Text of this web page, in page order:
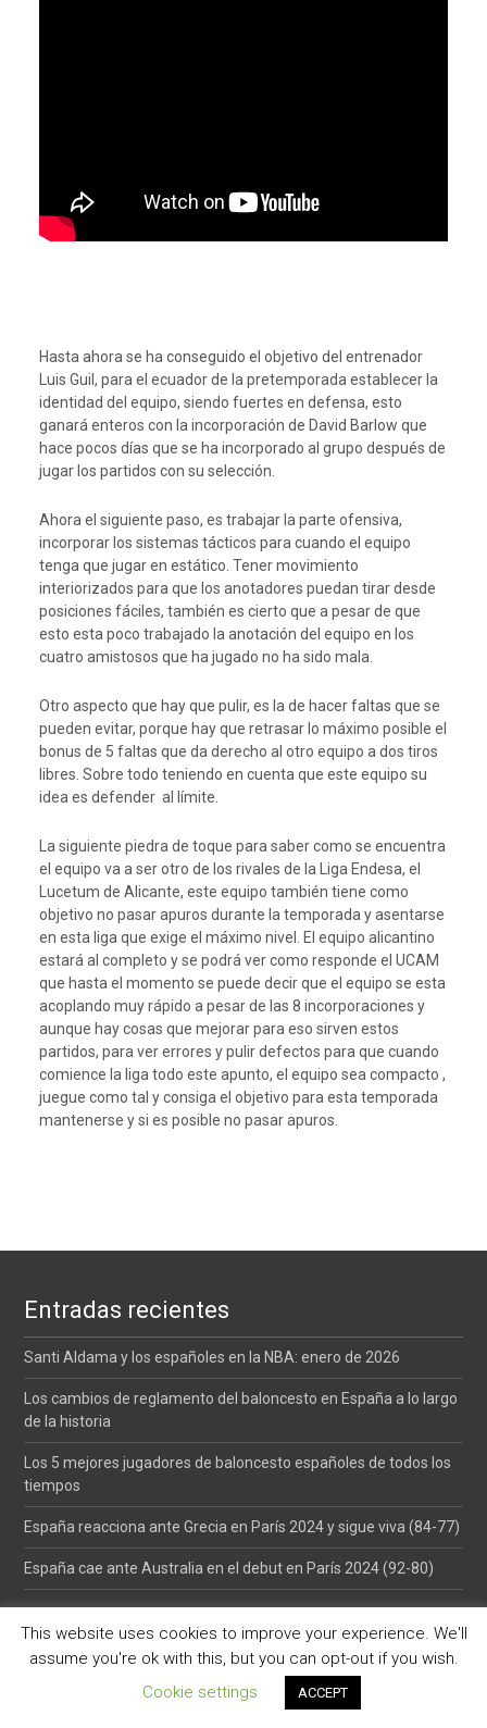
Hasta ahora se ha conseguido el objetivo del entrenador
Luis Guil, para el ecuador de la pretemporada establecer la
identidad del equipo, siendo fuertes en defensa, esto
ganará enteros con la incorporación de David Barlow que
hace pocos días que se ha incorporado al grupo después de
jugar los partidos con su selección.
Ahora el siguiente paso, es trabajar la parte ofensiva,
incorporar los sistemas tácticos para cuando el equipo
tenga que jugar en estático. Tener movimiento
interiorizados para que los anotadores puedan tirar desde
posiciones fáciles, también es cierto que a pesar de que
esto esta poco trabajado la anotación del equipo en los
cuatro amistosos que ha jugado no ha sido mala.
Otro aspecto que hay que pulir, es la de hacer faltas que se
pueden evitar, porque hay que retrasar lo máximo posible el
bonus de 5 faltas que da derecho al otro equipo a dos tiros
libres. Sobre todo teniendo en cuenta que este equipo su
idea es defender al límite.
La siguiente piedra de toque para saber como se encuentra
el equipo va a ser otro de los rivales de la Liga Endesa, el
Lucetum de Alicante, este equipo también tiene como
objetivo no pasar apuros durante la temporada y asentarse
en esta liga que exige el máximo nivel. El equipo alicantino
estará al completo y se podrá ver como responde el UCAM
que hasta el momento se puede decir que el equipo se esta
acoplando muy rápido a pesar de las 8 incorporaciones y
aunque hay cosas que mejorar para eso sirven estos
partidos, para ver errores y pulir defectos para que cuando
comience la liga todo este apunto, el equipo sea compacto ,
juegue como tal y consiga el objetivo para esta temporada
mantenerse y si es posible no pasar apuros.
Entradas recientes
Santi Aldama y los españoles en la NBA: enero de 2026
Los cambios de reglamento del baloncesto en España a lo largo
de la historia
Los 5 mejores jugadores de baloncesto españoles de todos los
tiempos
España reacciona ante Grecia en París 2024 y sigue viva (84-77)
España cae ante Australia en el debut en París 2024 (92-80)
Sitios de interés
This website uses cookies to improve your experience. We'll
assume you're ok with this, but you can opt-out if you wish.
Cookie settings
ACCEPT